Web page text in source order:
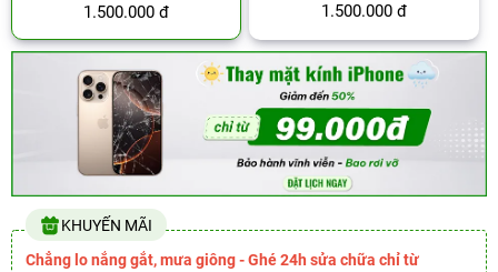
1.500.000 đ 1.500.000 đ
KHUYẾN MÃI
Chẳng lo nắng gắt, mưa giông - Ghé 24h sửa chữa chỉ từ